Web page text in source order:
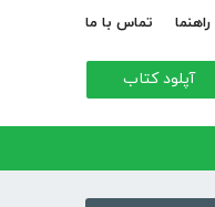
راهنما تماس با ما
آپلود کتاب